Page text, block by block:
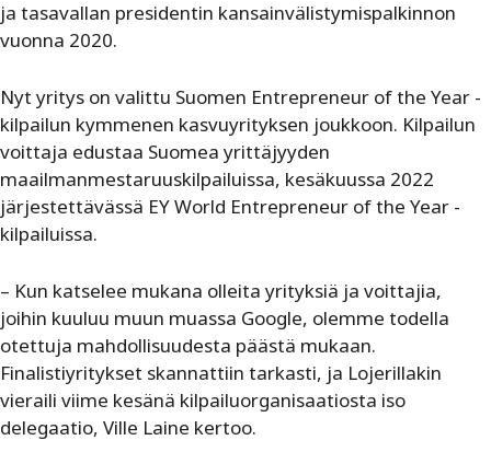
ja tasavallan presidentin kansainvälistymispalkinnon
vuonna 2020.
Nyt yritys on valittu Suomen Entrepreneur of the Year -
kilpailun kymmenen kasvuyrityksen joukkoon. Kilpailun
voittaja edustaa Suomea yrittäjyyden
maailmanmestaruuskilpailuissa, kesäkuussa 2022
järjestettävässä EY World Entrepreneur of the Year -
kilpailuissa.
– Kun katselee mukana olleita yrityksiä ja voittajia,
joihin kuuluu muun muassa Google, olemme todella
otettuja mahdollisuudesta päästä mukaan.
Finalistiyritykset skannattiin tarkasti, ja Lojerillakin
vieraili viime kesänä kilpailuorganisaatiosta iso
delegaatio, Ville Laine kertoo.